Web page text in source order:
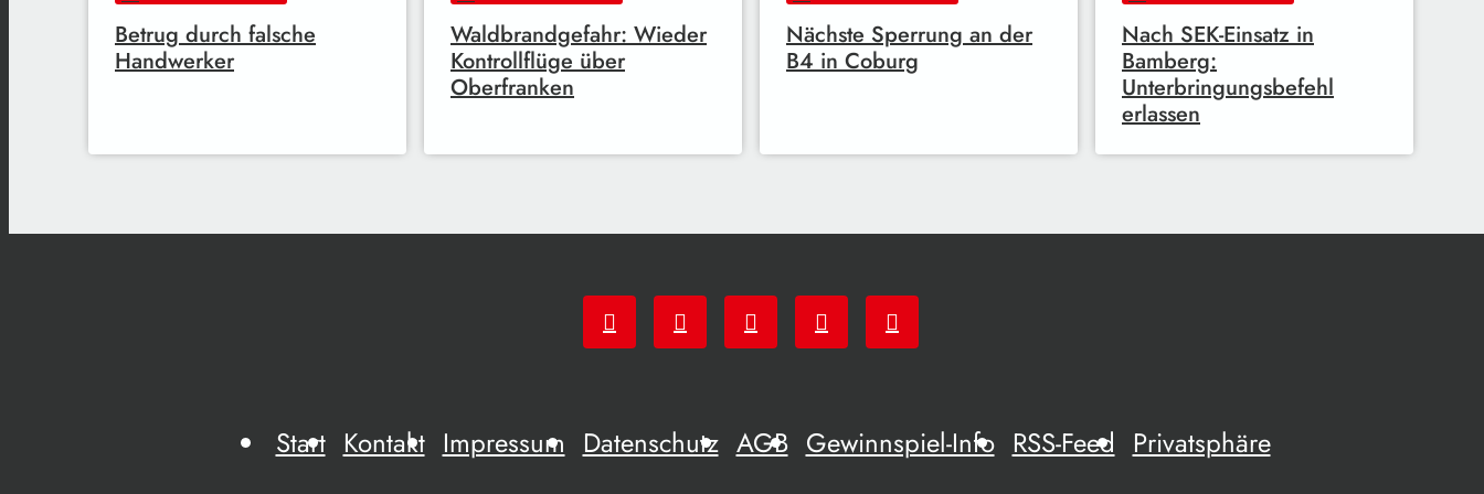
Betrug durch falsche
Handwerker
Waldbrandgefahr: Wieder
Kontrollflüge über
Oberfranken
Nächste Sperrung an der
B4 in Coburg
Nach SEK-Einsatz in
Bamberg:
Unterbringungsbefehl
erlassen
Start Kontakt Impressum Datenschutz AGB Gewinnspiel-Info RSS-Feed Privatsphäre